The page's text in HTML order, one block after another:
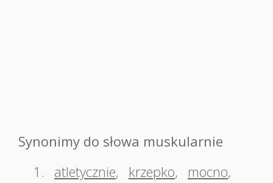
Synonimy do słowa muskularnie
1.
atletycznie, krzepko, mocno,